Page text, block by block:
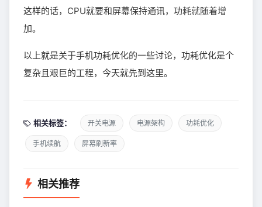
这样的话，CPU就要和屏幕保持通讯，功耗就随着增
加。
以上就是关于手机功耗优化的一些讨论，功耗优化是个
复杂且艰巨的工程，今天就先到这里。
相关标签： 开关电源 电源架构 功耗优化
手机续航 屏幕刷新率
相关推荐